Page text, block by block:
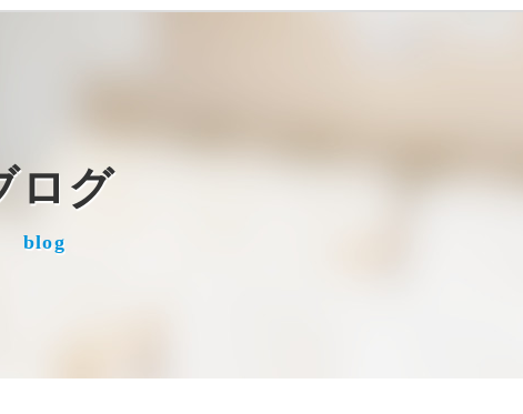
ログ
blog